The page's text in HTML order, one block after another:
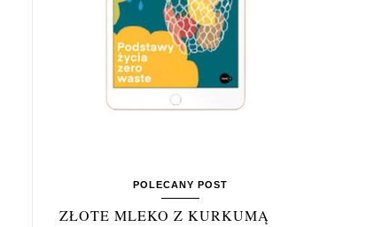
POLECANY POST
ZŁOTE MLEKO Z KURKUMĄ